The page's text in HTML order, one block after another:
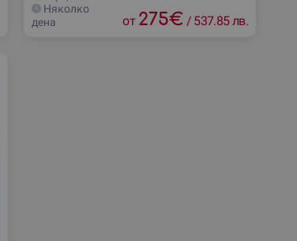
каяк. Избирайки един от
Няколко
дена
от 275€ /537.85 лв.